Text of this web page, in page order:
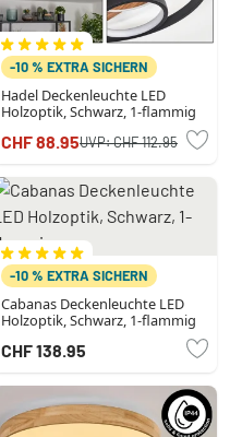
-10 % EXTRA SICHERN
Hadel Deckenleuchte LED
Holzoptik, Schwarz, 1-flammig
CHF 88.95UVP:CHF 112.95
-10 % EXTRA SICHERN
Cabanas Deckenleuchte LED
Holzoptik, Schwarz, 1-flammig
CHF 138.95